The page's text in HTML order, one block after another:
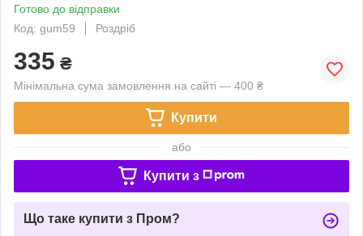
Готово до відправки
Код: gum59
Роздріб
335 ₴
Мінімальна сума замовлення на сайті — 400 ₴
Купити
або
Купити з
Що таке купити з Пром?